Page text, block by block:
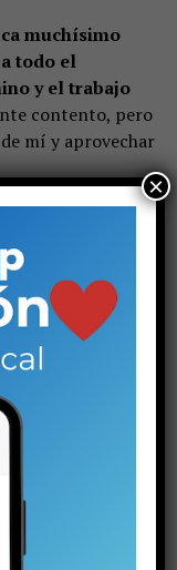
muchísimo
todo el
y el trabajo
contento, pero
mí y aprovechar
Juniors por un
varios minutos
1-0, resultado
al cuadro
a los octavos
(y algo
Riestra por el
también viene
El
las 20:30 horas,
×